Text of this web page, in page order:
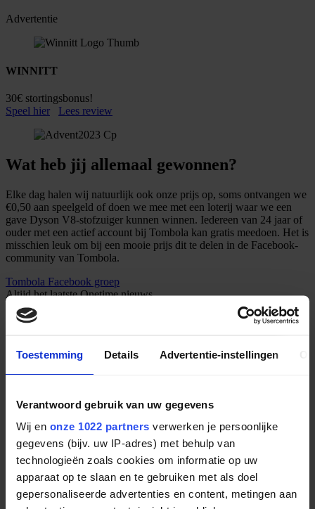
Toestemming Details Advertentie-instellingen
Verantwoord gebruik van uw gegevens
Wij en onze 1022 partners verwerken je persoonlijke
gegevens (bijv. uw IP-adres) met behulp van
technologieën zoals cookies om informatie op uw
apparaat op te slaan en te gebruiken met als doel
gepersonaliseerde advertenties en content, metingen aan
Advertentie
WINNITT
30€ stortingsbonus!
Speel hier
Lees review
Wat heb jij allemaal gewonnen?
Elke dag halen wij natuurlijk ook onze prijs op, soms ontvangen we
€0,50 aan speelgeld of doen we mee met een loterij waar we een
gave Dyson V8-stofzuiger kunnen winnen. Iedereen van 24 jaar of
ouder met een actief account bij Tombola kan gratis meedoen. Het is
misschien leuk om bij een mooie prijs dit te delen in de Facebook-
community van Tombola.
Tombola Facebook groep
Altijd het laatste Onetime nieuws
en volg